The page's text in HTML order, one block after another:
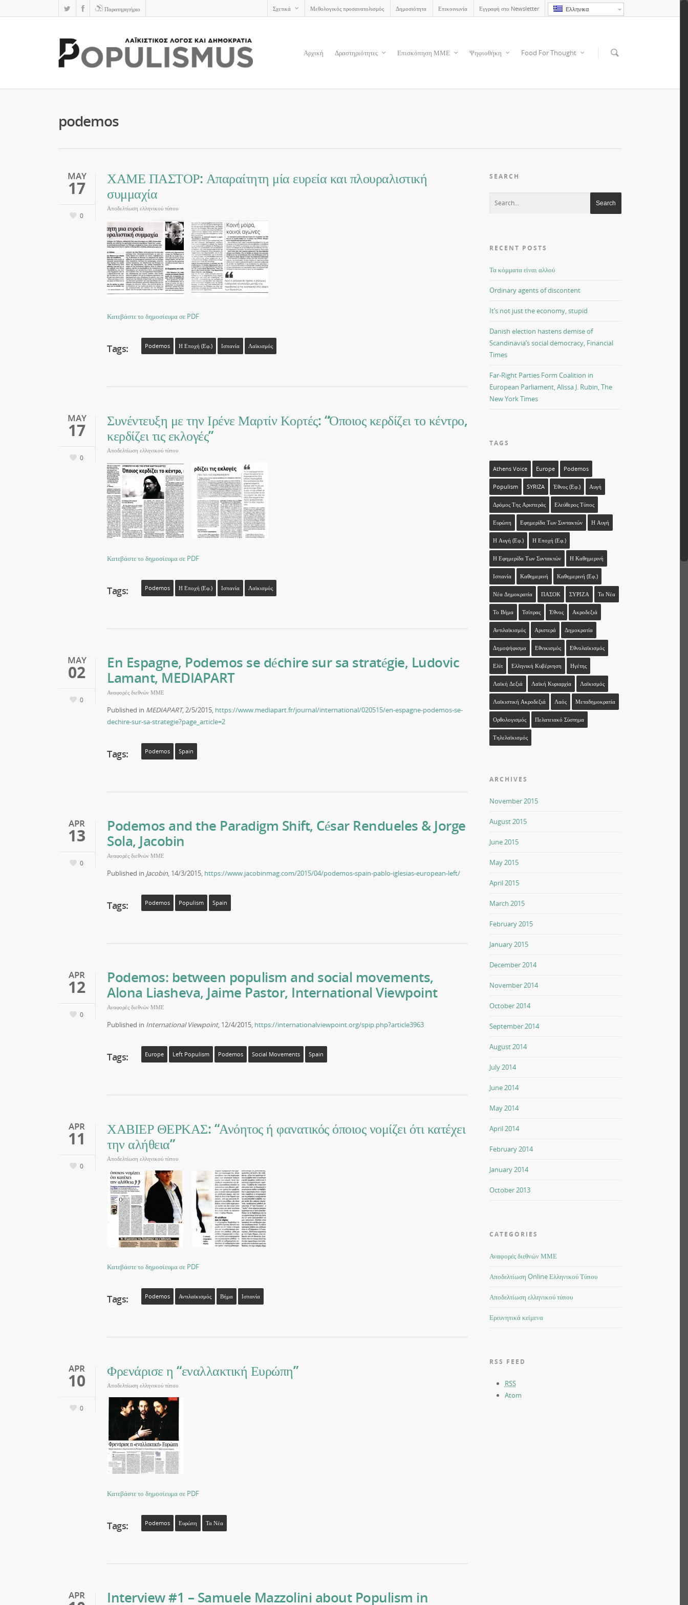
Παρατηρητήριο Ελληνικα
Σχετικά Μεθολογικός προσανατολισμός Δημοσιότητα Επικοινωνία Εγγραφή στο Newsletter
Αρχική Δραστηριότητες Επισκόπηση ΜΜΕ Ψηφιοθήκη Food For Thought
podemos
MAY
17
0
ΧΑΜΕ ΠΑΣΤΟΡ: Απαραίτητη μία ευρεία και πλουραλιστική
συμμαχία
Αποδελτίωση ελληνικού τύπου
Κατεβάστε το δημοσίευμα σε PDF
Tags: Podemos Η Εποχή (εφ.) Ισπανία Λαϊκισμός
MAY
17
0
Συνέντευξη με την Ιρένε Μαρτίν Κορτές: “Όποιος κερδίζει το κέντρο,
κερδίζει τις εκλογές”
Αποδελτίωση ελληνικού τύπου
Κατεβάστε το δημοσίευμα σε PDF
Tags: Podemos Η Εποχή (εφ.) Ισπανία Λαϊκισμός
MAY
02
0
En Espagne, Podemos se déchire sur sa stratégie, Ludovic
Lamant, MEDIAPART
Αναφορές διεθνών ΜΜΕ
Published in MEDIAPART, 2/5/2015, https://www.mediapart.fr/journal/international/020515/en-espagne-podemos-se-
dechire-sur-sa-strategie?page_article=2
Tags: Podemos Spain
APR
13
0
Podemos and the Paradigm Shift, César Rendueles & Jorge
Sola, Jacobin
Αναφορές διεθνών ΜΜΕ
Published in Jacobin, 14/3/2015, https://www.jacobinmag.com/2015/04/podemos-spain-pablo-iglesias-european-left/
Tags: Podemos Populism Spain
APR
12
0
Podemos: between populism and social movements,
Alona Liasheva, Jaime Pastor, International Viewpoint
Αναφορές διεθνών ΜΜΕ
Published in International Viewpoint, 12/4/2015, https://internationalviewpoint.org/spip.php?article3963
Tags: Europe Left Populism Podemos Social Movements Spain
APR
11
0
ΧΑΒΙΕΡ ΘΕΡΚΑΣ: “Ανόητος ή φανατικός όποιος νομίζει ότι κατέχει
την αλήθεια”
Αποδελτίωση ελληνικού τύπου
Κατεβάστε το δημοσίευμα σε PDF
Tags: Podemos Αντιλαϊκισμός Βήμα Ισπανία
APR
10
0
Φρενάρισε η “εναλλακτική Ευρώπη”
Αποδελτίωση ελληνικού τύπου
Κατεβάστε το δημοσίευμα σε PDF
Tags: Podemos Ευρώπη Τα Νέα
APR
Interview #1 – Samuele Mazzolini about Populism in
SEARCH
RECENT POSTS
Τα κόμματα είναι αλλού
Ordinary agents of discontent
It’s not just the economy, stupid
Danish election hastens demise of
Scandinavia’s social democracy, Financial
Times
Far-Right Parties Form Coalition in
European Parliament, Alissa J. Rubin, The
New York Times
TAGS
Athens Voice Europe Podemos
Populism SYRIZA Έθνος (εφ.) Αυγή
Δρόμος Της Αριστεράς Ελεύθερος Τύπος
Ευρώπη Εφημερίδα Των Συντακτών Η Αυγή
Η Αυγή (εφ.) Η Εποχή (εφ.)
Η Εφημερίδα Των Συντακτών Η Καθημερινή
Ισπανία Καθημερινή Καθημερινή (εφ.)
Νέα Δημοκρατία ΠΑΣΟΚ ΣΥΡΙΖΑ Τα Νέα
Το Βήμα Τσίπρας Έθνος Ακροδεξιά
Αντιλαϊκισμός Αριστερά Δημοκρατία
Δημοψήφισμα Εθνικισμός Εθνολαϊκισμός
Ελίτ Ελληνική Κυβέρνηση Ηγέτης
Λαϊκή Δεξιά Λαϊκή Κυριαρχία Λαϊκισμός
Λαϊκιστική Ακροδεξιά Λαός Μεταδημοκρατία
Ορθολογισμός Πελατειακό Σύστημα
Τηλελαϊκισμός
ARCHIVES
November 2015
August 2015
June 2015
May 2015
April 2015
March 2015
February 2015
January 2015
December 2014
November 2014
October 2014
September 2014
August 2014
July 2014
June 2014
May 2014
April 2014
February 2014
January 2014
October 2013
CATEGORIES
Αναφορές διεθνών ΜΜΕ
Αποδελτίωση Online Ελληνικού Τύπου
Αποδελτίωση ελληνικού τύπου
Ερευνητικά κείμενα
RSS FEED
RSS
Atom